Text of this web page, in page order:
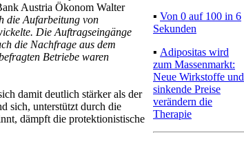
Austria Ökonom Walter
die Aufarbeitung von
Die Auftragseingänge
die Nachfrage aus dem
Betriebe waren
damit deutlich stärker als der
sich, unterstützt durch die
dämpft die protektionistische
▪ Von 0 auf 100 in 6
Sekunden
▪ Adipositas wird
zum Massenmarkt:
Neue Wirkstoffe und
sinkende Preise
verändern die
Therapie